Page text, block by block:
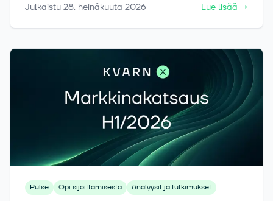
pilvipalveluja ja kolmas datakeskuksia tai
tekoälyä hyödyntäviä yrityksiä. Tässä artikkelissa
omistetaan, miten rahastot eroavat toisistaan ja
milloin tekoälyrahasto tuo salkkuun aidosti uutta
hajautusta tai vain kasvattaa jo ennestään
suurta teknologiapainoa.
Julkaistu 28. heinäkuuta 2026 Lue lisää →
Pulse Opi sijoittamisesta Analyysit ja tutkimukset